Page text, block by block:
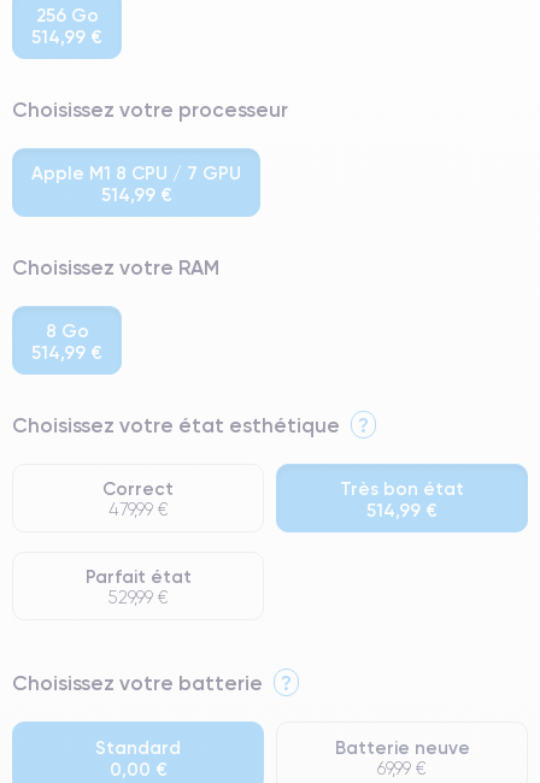
256 Go
514,99 €
Choisissez votre processeur
Apple M1 8 CPU / 7 GPU
514,99 €
Choisissez votre RAM
8 Go
514,99 €
Choisissez votre état esthétique ?
Correct
479,99 €
Très bon état
514,99 €
Parfait état
529,99 €
⭐ Premium
● Batterie : usage intensif.
● Seuls 5% de nos téléphones ont un grade Premium.
Choisissez votre batterie ?
Standard
0,00 €
Batterie neuve
69,99 €